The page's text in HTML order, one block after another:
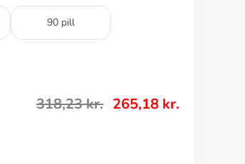
90 pill
318,23kr. 265,18 kr.